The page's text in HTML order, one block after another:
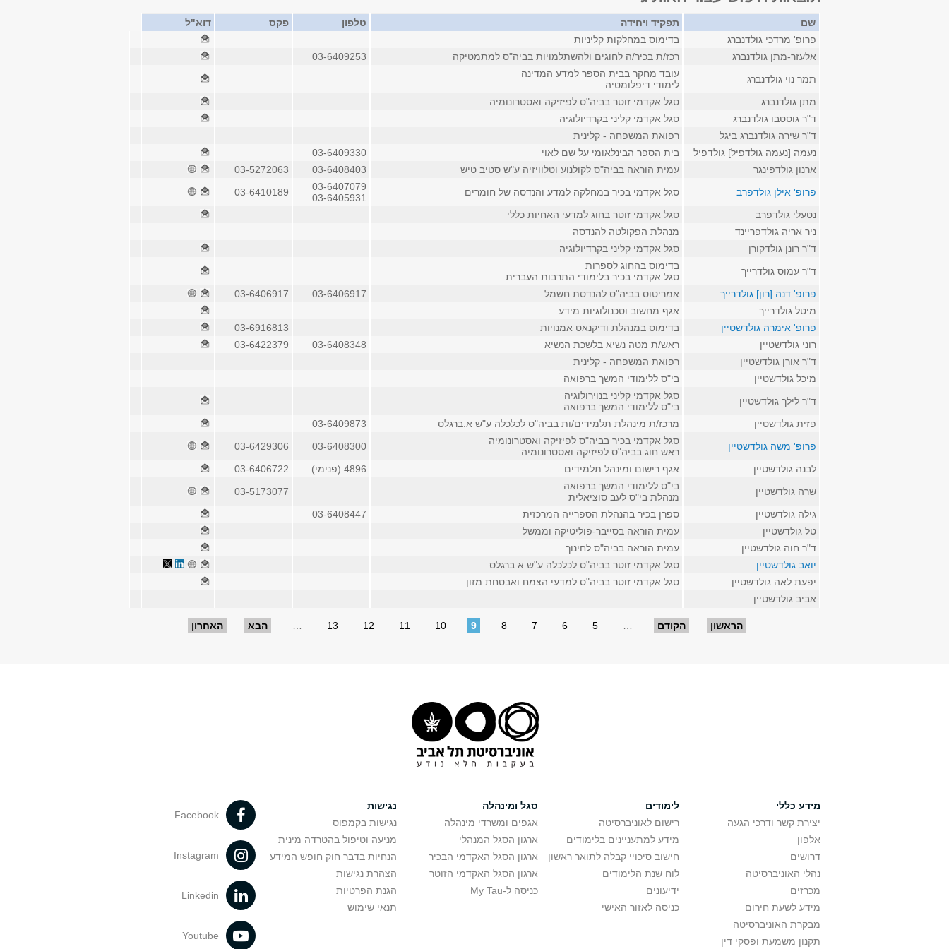
שם תפקיד ויחידה טלפון פקס
דוא"ל
פרופ' מרדכי גולדנברג
בדימוס במחלקות קליניות
אלעזר-מתן גולדנברג
רכז/ת בכיר/ה לחוגים ולהשתלמויות בביה"ס למתמטיקה
03-6409253
תמר נוי גולדנברג
עובד מחקר בבית הספר למדע המדינה
לימודי דיפלומטיה
מתן גולדנברג
סגל אקדמי זוטר בביה"ס לפיזיקה ואסטרונומיה
ד"ר גוסטבו גולדנברג
סגל אקדמי קליני בקרדיולוגיה
ד"ר שירה גולדנברג ביגל
רפואת המשפחה - קלינית
נעמה [נעמה גולדפיל] גולדפיל
בית הספר הבינלאומי על שם לאוי
03-6409330
ארנון גולדפינגר
עמית הוראה בביה"ס לקולנוע וטלוויזיה ע"ש סטיב טיש 03-6408403
03-5272063
פרופ' אילן גולדפרב
סגל אקדמי בכיר במחלקה למדע והנדסה של חומרים
03-6407079
03-6405931
03-6410189
נטעלי גולדפרב
סגל אקדמי זוטר בחוג למדעי האחיות כללי
ניר אריה גולדפריינד
מנהלת הפקולטה להנדסה
ד"ר רונן גולדקורן
סגל אקדמי קליני בקרדיולוגיה
ד"ר עמוס גולדרייך
בדימוס בהחוג לספרות
סגל אקדמי בכיר בלימודי התרבות העברית
פרופ' דנה [רון] גולדרייך
אמריטוס בביה"ס להנדסת חשמל 03-6406917
03-6406917
מיטל גולדרייך
אגף מחשוב וטכנולוגיות מידע
פרופ' אימרה גולדשטיין
בדימוס במנהלת ודיקנאט אמנויות
03-6916813
רוני גולדשטיין
ראש/ת מטה נשיא בלשכת הנשיא 03-6408348
03-6422379
ד"ר אורן גולדשטיין
רפואת המשפחה - קלינית
מיכל גולדשטיין
בי"ס ללימודי המשך ברפואה
ד"ר לילך גולדשטיין
סגל אקדמי קליני בנוירולוגיה
בי"ס ללימודי המשך ברפואה
פזית גולדשטיין
מרכז/ת מינהלת תלמידים/ות בביה"ס לכלכלה ע"ש א.ברגלס
03-6409873
פרופ' משה גולדשטיין
סגל אקדמי בכיר בביה"ס לפיזיקה ואסטרונומיה
ראש חוג בביה"ס לפיזיקה ואסטרונומיה
03-6408300
03-6429306
לבנה גולדשטיין
אגף רישום ומינהל תלמידים 4896 (פנימי)
03-6406722
שרה גולדשטיין
בי"ס ללימודי המשך ברפואה
מנהלת בי"ס לעב סוציאלית
03-5173077
גילה גולדשטיין
ספרן בכיר בהנהלת הספרייה המרכזית
03-6408447
טל גולדשטיין
עמית הוראה בסייבר-פוליטיקה וממשל
ד"ר חוה גולדשטיין
עמית הוראה בביה"ס לחינוך
יואב גולדשטיין
סגל אקדמי זוטר בביה"ס לכלכלה ע"ש א.ברגלס
יפעת לאה גולדשטיין
סגל אקדמי זוטר בביה"ס למדעי הצמח ואבטחת מזון
אביב גולדשטיין
הראשון הקודם 5
6
7
8
9
10
11
12
13 הבא האחרון
מידע כללי
יצירת קשר ודרכי הגעה
אלפון
דרושים
נהלי האוניברסיטה
מכרזים
מידע לשעת חירום
מבקרת האוניברסיטה
תקנון משמעת ופסקי דין
לימודים
רישום לאוניברסיטה
מידע למתעניינים בלימודים
חישוב סיכויי קבלה לתואר ראשון
לוח שנת הלימודים
ידיעונים
כניסה לאזור האישי
סגל ומינהלה
אגפים ומשרדי מינהלה
ארגון הסגל המנהלי
ארגון הסגל האקדמי הבכיר
ארגון הסגל האקדמי הזוטר
כניסה ל-My Tau
נגישות
נגישות בקמפוס
מניעה וטיפול בהטרדה מינית
הנחיות בדבר חוק חופש המידע
הצהרת נגישות
הגנת הפרטיות
תנאי שימוש
Facebook
Instagram
Linkedin
Youtube